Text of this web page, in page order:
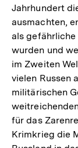
Jahrhundert
ausmachten,
als gefährliche
wurden und
im Zweiten
vielen Russen
militärischen
für das
Krimkrieg die